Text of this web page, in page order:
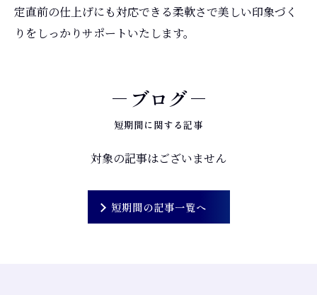
定直前の仕上げにも対応できる柔軟さで美しい印象づく
りをしっかりサポートいたします。
ブログ
短期間に関する記事
対象の記事はございません
短期間の記事一覧へ